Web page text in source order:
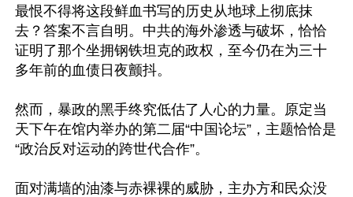
最恨不得将这段鲜血书写的历史从地球上彻底抹
去？答案不言自明。中共的海外渗透与破坏，恰恰
证明了那个坐拥钢铁坦克的政权，至今仍在为三十
多年前的血债日夜颤抖。
然而，暴政的黑手终究低估了人心的力量。原定当
天下午在馆内举办的第二届“中国论坛”，主题恰恰是
“政治反对运动的跨世代合作”。
面对满墙的油漆与赤裸裸的威胁，主办方和民众没